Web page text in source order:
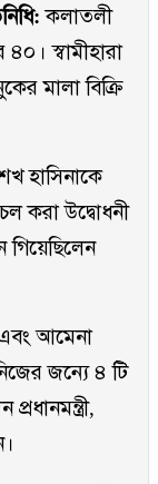
কলাতলী
স্বামীহারা
মালা বিক্রি
হাসিনাকে
করা উদ্বোধনী
গিয়েছিলেন
এবং আমেনা
জন্যে ৪ টি